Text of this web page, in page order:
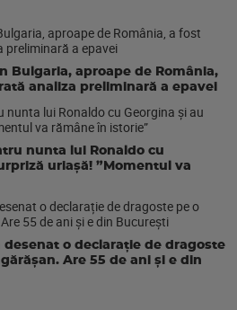
Bulgaria, aproape de România,
analiza preliminară a epavei
nunta lui Ronaldo cu
uriașă! ”Momentul va
desenat o declarație de dragoste
Are 55 de ani și e din